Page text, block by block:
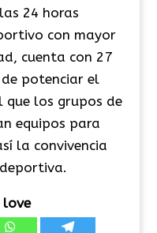
24 horas
con mayor
cuenta con 27
potenciar el
los grupos de
equipos para
la convivencia
love